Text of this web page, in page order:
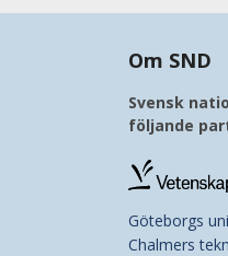
Om SND
Svensk
följande
Göteborgs
Chalmers